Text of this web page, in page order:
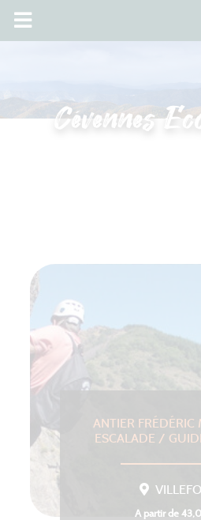
Cévennes
ANTIER FRÉDÉRIC
ESCALADE /
A partir de